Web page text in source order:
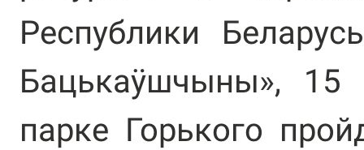
Республики
Бацькаÿшчыны», 15
парке Горького